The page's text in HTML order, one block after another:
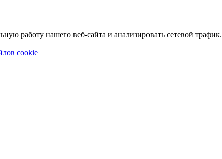
работу нашего веб-сайта и анализировать сетевой трафик.
cookie